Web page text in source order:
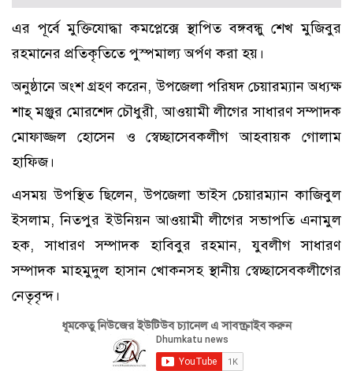
এর পূর্বে মুক্তিযোদ্ধা কমপ্লেক্সে স্থাপিত বঙ্গবন্ধু শেখ মুজিবুর
রহমানের প্রতিকৃতিতে পুস্পমাল্য অর্পণ করা হয়।
অনুষ্ঠানে অংশ গ্রহণ করেন, উপজেলা পরিষদ চেয়ারম্যান অধ্যক্ষ
শাহ্ মঞ্জুর মোরশেদ চৌধুরী, আওয়ামী লীগের সাধারণ সম্পাদক
মোফাজ্জল হোসেন ও স্বেচ্ছাসেবকলীগ আহবায়ক গোলাম
হাফিজ।
এসময় উপস্থিত ছিলেন, উপজেলা ভাইস চেয়ারম্যান কাজিবুল
ইসলাম, নিতপুর ইউনিয়ন আওয়ামী লীগের সভাপতি এনামুল
হক, সাধারণ সম্পাদক হাবিবুর রহমান, যুবলীগ সাধারণ
সম্পাদক মাহমুদুল হাসান খোকনসহ স্থানীয় স্বেচ্ছাসেবকলীগের
নেতৃবৃন্দ।
ধূমকেতু নিউজের ইউটিউব চ্যানেল এ সাবস্ক্রাইব করুন